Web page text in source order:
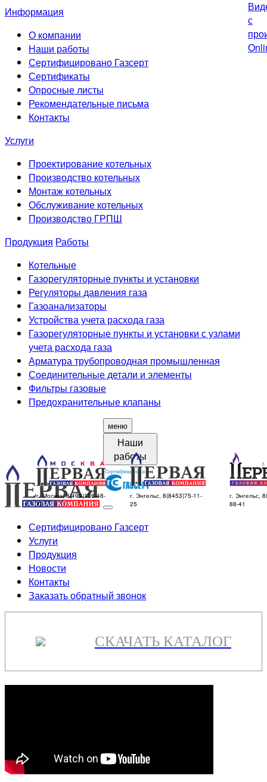
Информация
О компании
Наши работы
Сертифицировано Газсерт
Сертификаты
Опросные листы
Рекомендательные письма
Контакты
Услуги
Проектирование котельных
Производство котельных
Монтаж котельных
Обслуживание котельных
Производство ГРПШ
Продукция Работы
Котельные
Газорегуляторные пункты и установки
Регуляторы давления газа
Газоанализаторы
Устройства учета расхода газа
Газорегуляторные пункты и установки с узлами
учета расхода газа
Арматура трубопроводная промышленная
Соединительные детали и элементы
Фильтры газовые
Предохранительные клапаны
меню
Наши
работы
г. Москва, 8(499)136-48-
78
г. Энгельс, 8(8453)75-11-
25
г. Энгельс,
88-41
Сертифицировано Газсерт
Услуги
Продукция
Новости
Контакты
Заказать обратный звонок
СКАЧАТЬ КАТАЛОГ